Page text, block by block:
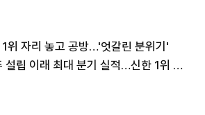
1위 자리 놓고 공방…'엇갈린 분위기'
신한·KB금융, 지주 설립 이래 최대 분기 실적…신한 1위 수성